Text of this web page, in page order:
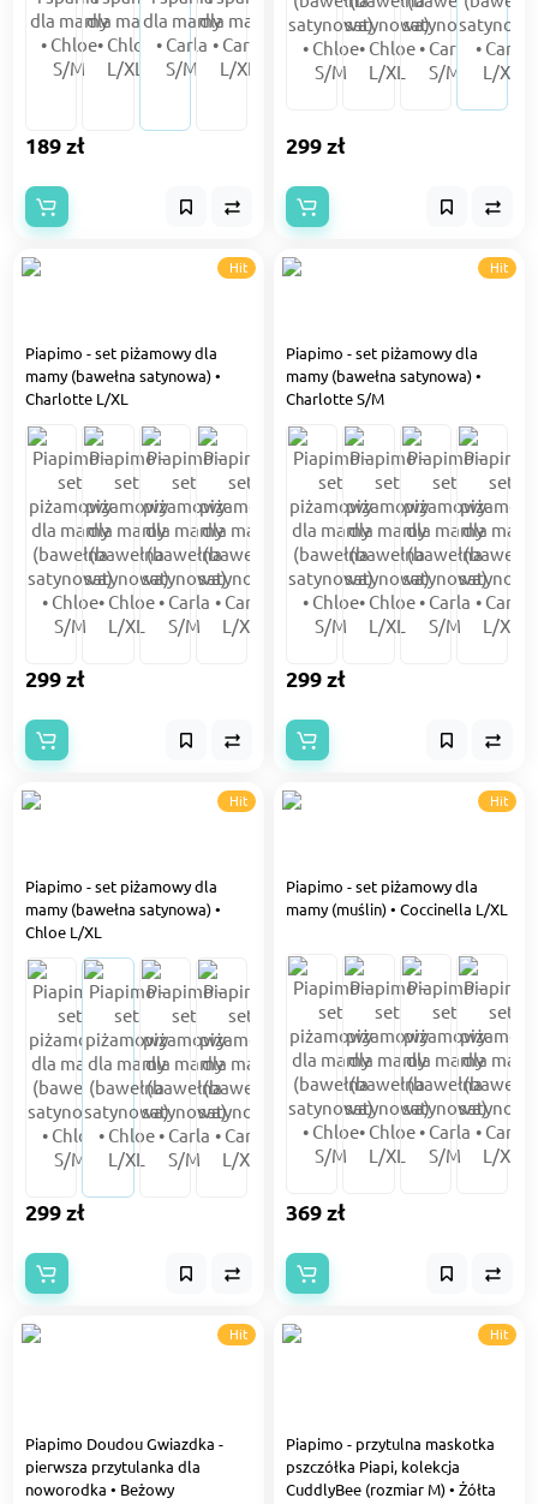
189 zł 299 zł
Hit
Piapimo - set piżamowy dla
mamy (bawełna satynowa) •
Charlotte L/XL
299 zł
Hit
Piapimo - set piżamowy dla
mamy (bawełna satynowa) •
Charlotte S/M
299 zł
Hit
Piapimo - set piżamowy dla
mamy (bawełna satynowa) •
Chloe L/XL
299 zł
Hit
Piapimo - set piżamowy dla
mamy (muślin) • Coccinella L/XL
369 zł
Hit
Piapimo Doudou Gwiazdka -
pierwsza przytulanka dla
noworodka • Beżowy
Hit
Piapimo - przytulna maskotka
pszczółka Piapi, kolekcja
CuddlyBee (rozmiar M) • Żółta